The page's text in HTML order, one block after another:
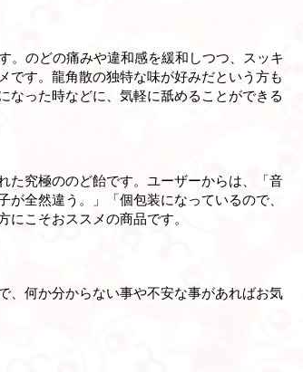
。のどの痛みや違和感を緩和しつつ、スッキ
です。龍角散の独特な味が好みだという方も
なった時などに、気軽に舐めることができる
た究極ののど飴です。ユーザーからは、「音
全然違う。」「個包装になっているので、
こそおススメの商品です。
、何か分からない事や不安な事があればお気